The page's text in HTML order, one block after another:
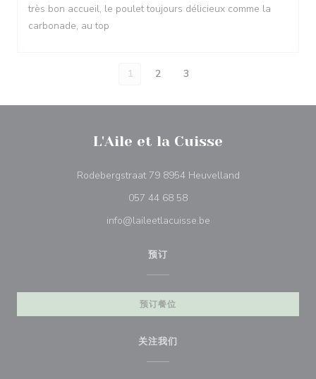
très bon accueil, le poulet toujours délicieux comme la
carbonade, au top
1 2 3
L'Aile et la Cuisse
Rodebergstraat 79 8954 Heuvelland((在新窗口中打开
057 44 68 58
info@laileetlacuisse.be
预订
预订餐位
关注我们